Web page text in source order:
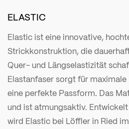
ELASTIC
Elastic ist eine innovative,
Strickkonstruktion, die
Quer- und Längselastizität
Elastanfaser sorgt für
eine perfekte Passform. Das
und ist atmungsaktiv.
wird Elastic bei Löffler in Ried